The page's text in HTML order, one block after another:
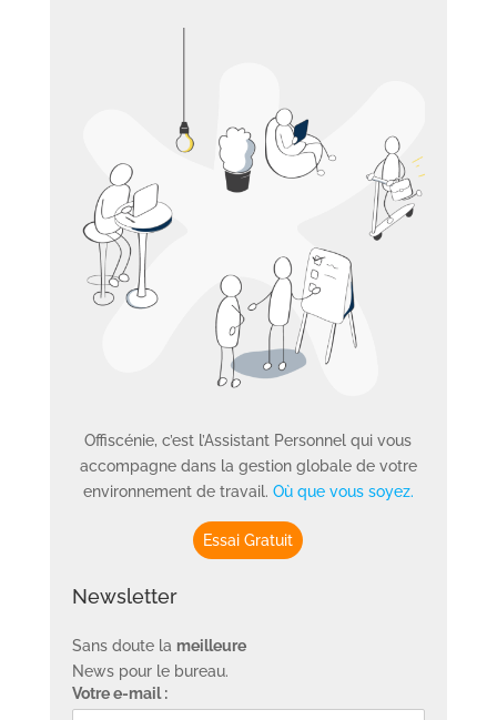
Offiscénie, c’est l’Assistant Personnel qui vous
accompagne dans la gestion globale de votre
environnement de travail. Où que vous soyez.
Essai Gratuit
Newsletter
Sans doute la meilleure
News pour le bureau.
Votre e-mail :